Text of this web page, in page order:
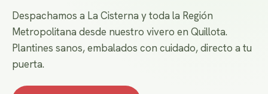
Despachamos a La Cisterna y toda la Región
Metropolitana desde nuestro vivero en Quillota.
Plantines sanos, embalados con cuidado, directo a tu
puerta.